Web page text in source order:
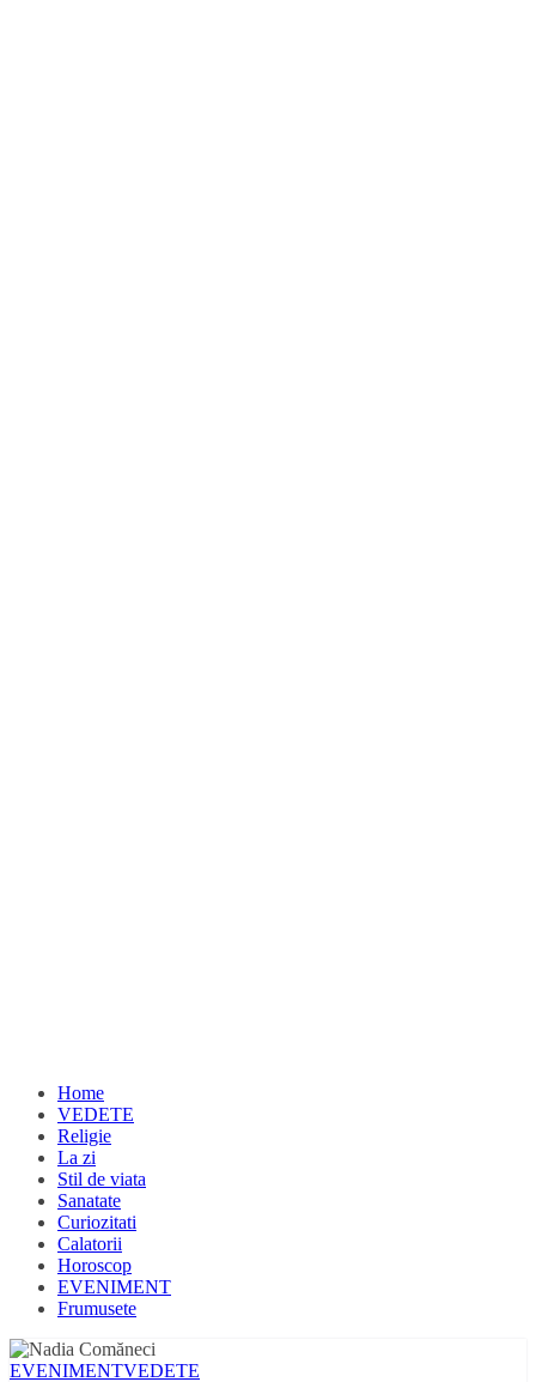
Home
VEDETE
Religie
La zi
Stil de viata
Sanatate
Curiozitati
Calatorii
Horoscop
EVENIMENT
Frumusete
EVENIMENTVEDETE